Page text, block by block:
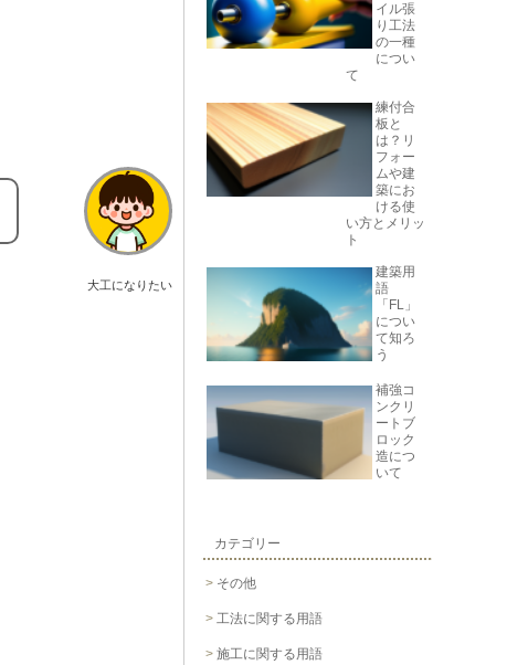
大工になりたい
イル張
り工法
の一種
につい
て
練付合
板と
は？リ
フォー
ムや建
築にお
ける使
い方とメリッ
ト
建築用
語
「FL」
につい
て知ろ
う
補強コ
ンクリ
ートブ
ロック
造につ
いて
カテゴリー
その他
工法に関する用語
施工に関する用語